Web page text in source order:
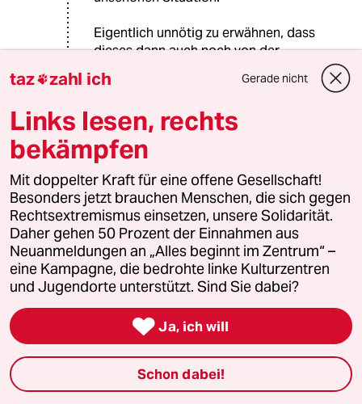
Eigentlich unnötig zu erwähnen, dass
dieses dann auch noch von der
P Pflasterstrand
10.10.2023
@Suryo:
was für ein unpassender kommentar
an dieser stelle
R rero
11.10.2023,17:51 Uhr
@Pflasterstrand:
Im Gegenteil. Der ist hier notwendig
gewesen.
taz zahl ich Gerade nicht
Links lesen, rechts
bekämpfen
Mit doppelter Kraft für eine offene Gesellschaft!
Besonders jetzt brauchen Menschen, die sich gegen
Rechtsextremismus einsetzen, unsere Solidarität.
Daher gehen 50 Prozent der Einnahmen aus
Neuanmeldungen an „Alles beginnt im Zentrum“ –
eine Kampagne, die bedrohte linke Kulturzentren
und Jugendorte unterstützt. Sind Sie dabei?
 Ja, ich will
Schon dabei!